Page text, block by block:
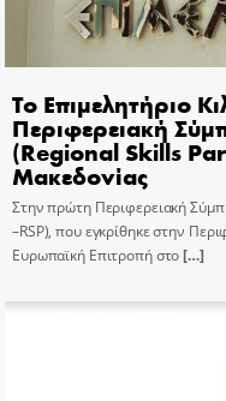
Το Επιμελητήριο
Περιφερειακή
(Regional Skills
Μακεδονίας
Στην πρώτη Περιφερειακή
–RSP), που εγκρίθηκε στην
Ευρωπαϊκή Επιτροπή στο[…]